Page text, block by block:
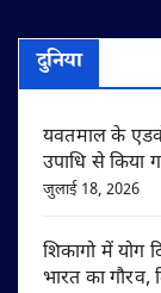
दुनिया
यवतमाल के
उपाधि से किया
जुलाई 18, 2026
शिकागो में योग
भारत का गौरव,